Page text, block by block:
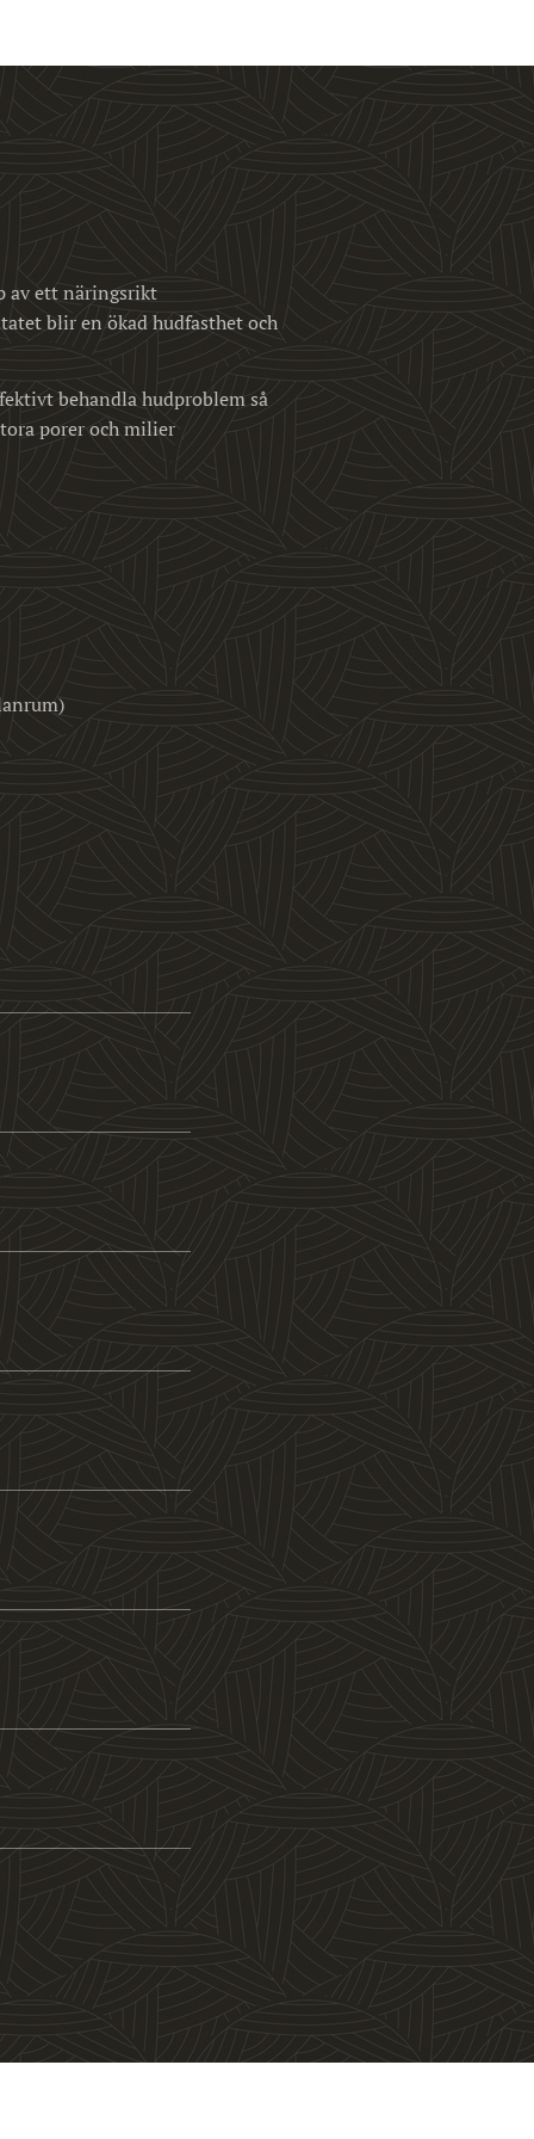
av ett näringsrikt
blir en ökad hudfasthet och
behandla hudproblem så
porer och milier